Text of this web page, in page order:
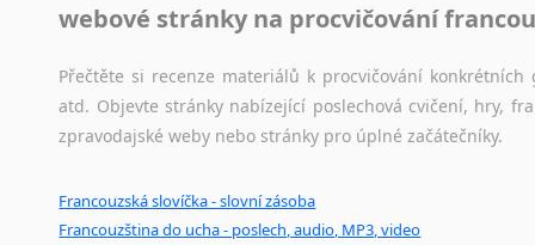
webové stránky na procvičování
Přečtěte si recenze materiálů k procvičování
atd. Objevte stránky nabízející poslechová cvičení, hry,
zpravodajské weby nebo stránky pro úplné začátečníky.
Francouzská slovíčka - slovní zásoba
Francouzština do ucha - poslech, audio, MP3, video